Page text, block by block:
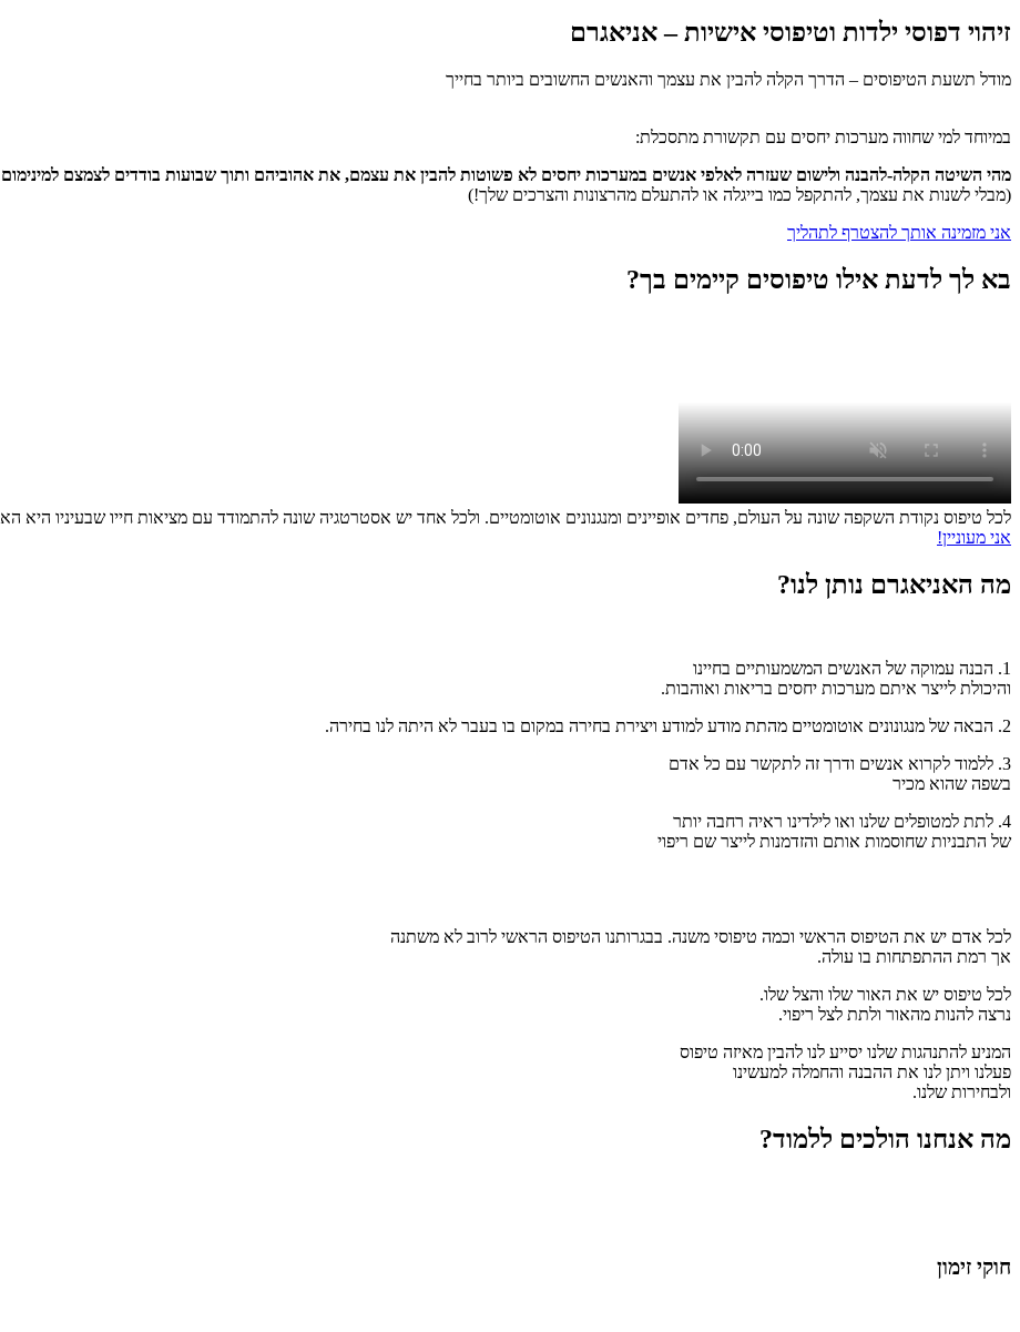
זיהוי דפוסי ילדות וטיפוסי אישיות – אניאגרם
מודל תשעת הטיפוסים – הדרך הקלה להבין את עצמך והאנשים החשובים ביותר בחייך
במיוחד למי שחווה מערכות יחסים עם תקשורת מתסכלת:
מהי השיטה הקלה-להבנה ולישום שעזרה לאלפי אנשים במערכות יחסים לא פשוטות להבין את עצמם, את אהוביהם ותוך שבועות בודדים לצמצם
(מבלי לשנות את עצמך, להתקפל כמו בייגלה או להתעלם מהרצונות והצרכים שלך!)
אני מזמינה אותך להצטרף לתהליך
בא לך לדעת אילו טיפוסים קיימים בך?
לכל טיפוס נקודת השקפה שונה על העולם, פחדים אופיינים ומנגנונים אוטומטיים. ולכל אחד יש אסטרטגיה שונה להתמודד עם מציאות חייו שבעיניו היא
אני מעוניין!
מה האניאגרם נותן לנו?
1. הבנה עמוקה של האנשים המשמעותיים בחיינו
והיכולת לייצר איתם מערכות יחסים בריאות ואוהבות.
2. הבאה של מנגונונים אוטומטיים מהתת מודע למודע ויצירת בחירה במקום בו בעבר לא היתה לנו בחירה.
3. ללמוד לקרוא אנשים ודרך זה לתקשר עם כל אדם
בשפה שהוא מכיר
4. לתת למטופלים שלנו ואו לילדינו ראיה רחבה יותר
של התבניות שחוסמות אותם והזדמנות לייצר שם ריפוי
לכל אדם יש את הטיפוס הראשי וכמה טיפוסי משנה. בבגרותנו הטיפוס הראשי לרוב לא משתנה
אך רמת ההתפתחות בו עולה.
לכל טיפוס יש את האור שלו והצל שלו.
נרצה להנות מהאור ולתת לצל ריפוי.
המניע להתנהגות שלנו יסייע לנו להבין מאיזה טיפוס
פעלנו ויתן לנו את ההבנה והחמלה למעשינו
ולבחירות שלנו.
מה אנחנו הולכים ללמוד?
חוקי זימון